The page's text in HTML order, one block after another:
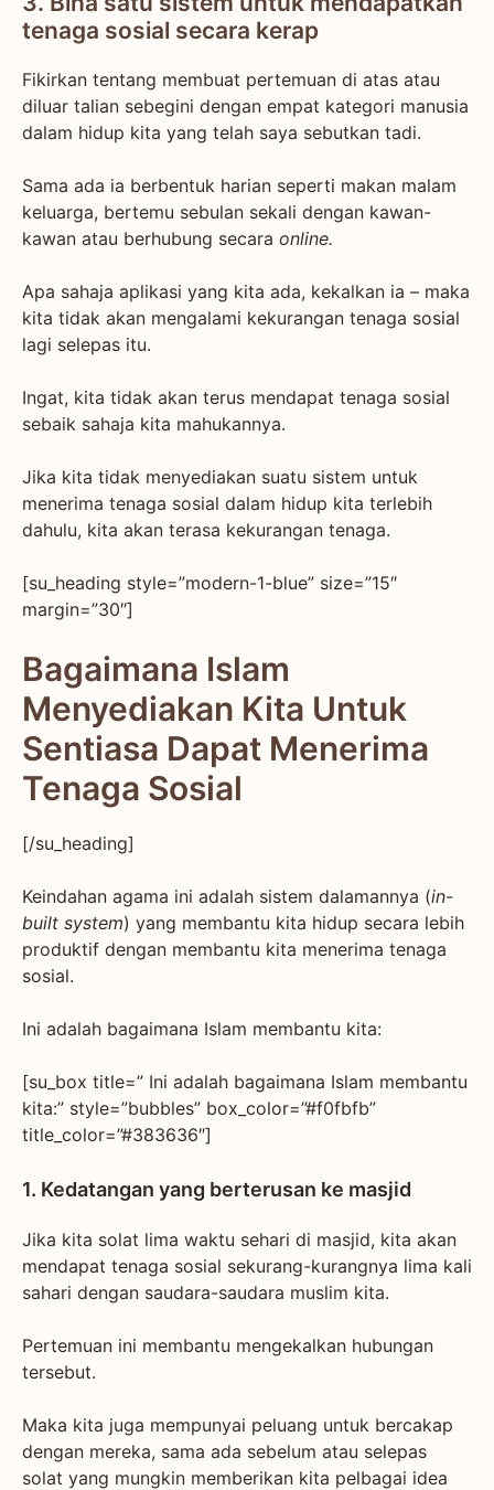
tenaga sosial secara kerap
Fikirkan tentang membuat pertemuan di atas atau
diluar talian sebegini dengan empat kategori manusia
dalam hidup kita yang telah saya sebutkan tadi.
Sama ada ia berbentuk harian seperti makan malam
keluarga, bertemu sebulan sekali dengan kawan-
kawan atau berhubung secara online.
Apa sahaja aplikasi yang kita ada, kekalkan ia – maka
kita tidak akan mengalami kekurangan tenaga sosial
lagi selepas itu.
Ingat, kita tidak akan terus mendapat tenaga sosial
sebaik sahaja kita mahukannya.
Jika kita tidak menyediakan suatu sistem untuk
menerima tenaga sosial dalam hidup kita terlebih
dahulu, kita akan terasa kekurangan tenaga.
[su_heading style=”modern-1-blue” size=”15″
margin=”30″]
Bagaimana Islam
Menyediakan Kita Untuk
Sentiasa Dapat Menerima
Tenaga Sosial
[/su_heading]
Keindahan agama ini adalah sistem dalamannya (in-
built system) yang membantu kita hidup secara lebih
produktif dengan membantu kita menerima tenaga
sosial.
Ini adalah bagaimana Islam membantu kita:
[su_box title=” Ini adalah bagaimana Islam membantu
kita:” style=”bubbles” box_color=”#f0fbfb”
title_color=”#383636″]
1. Kedatangan yang berterusan ke masjid
Jika kita solat lima waktu sehari di masjid, kita akan
mendapat tenaga sosial sekurang-kurangnya lima kali
sahari dengan saudara-saudara muslim kita.
Pertemuan ini membantu mengekalkan hubungan
tersebut.
Maka kita juga mempunyai peluang untuk bercakap
dengan mereka, sama ada sebelum atau selepas
solat yang mungkin memberikan kita pelbagai idea